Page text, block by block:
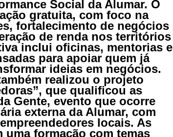
Social da Alumar. O
gratuita, com foco na
fortalecimento de negócios
de renda nos territórios
inclui oficinas, mentorias e
para apoiar quem já
ideias em negócios.
realizou o projeto
que qualificou as
Gente, evento que ocorre
externa da Alumar, com
locais. As
uma formação com temas